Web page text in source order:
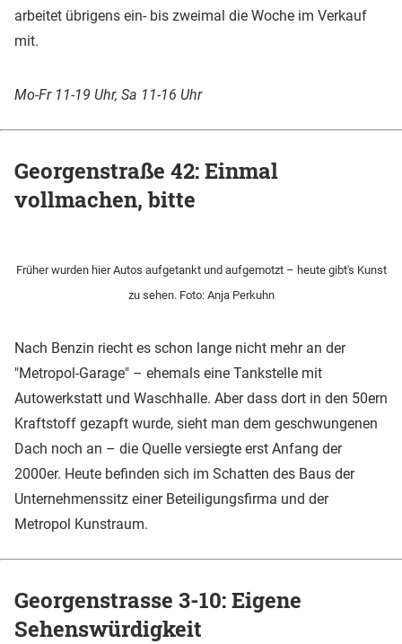
arbeitet übrigens ein- bis zweimal die Woche im Verkauf
mit.
Mo-Fr 11-19 Uhr, Sa 11-16 Uhr
Georgenstraße 42: Einmal
vollmachen, bitte
Früher wurden hier Autos aufgetankt und aufgemotzt – heute gibt's Kunst
zu sehen. Foto: Anja Perkuhn
Nach Benzin riecht es schon lange nicht mehr an der
"Metropol-Garage" – ehemals eine Tankstelle mit
Autowerkstatt und Waschhalle. Aber dass dort in den 50ern
Kraftstoff gezapft wurde, sieht man dem geschwungenen
Dach noch an – die Quelle versiegte erst Anfang der
2000er. Heute befinden sich im Schatten des Baus der
Unternehmenssitz einer Beteiligungsfirma und der
Metropol Kunstraum.
Georgenstrasse 3-10: Eigene
Sehenswürdigkeit